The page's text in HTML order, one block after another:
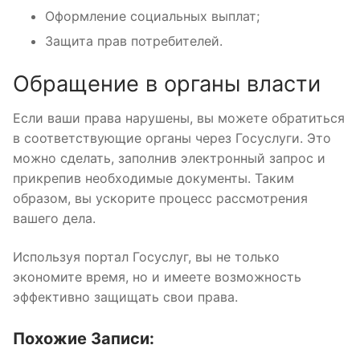
Оформление социальных выплат;
Защита прав потребителей.
Обращение в органы власти
Если ваши права нарушены, вы можете обратиться
в соответствующие органы через Госуслуги. Это
можно сделать, заполнив электронный запрос и
прикрепив необходимые документы. Таким
образом, вы ускорите процесс рассмотрения
вашего дела.
Используя портал Госуслуг, вы не только
экономите время, но и имеете возможность
эффективно защищать свои права.
Похожие Записи: